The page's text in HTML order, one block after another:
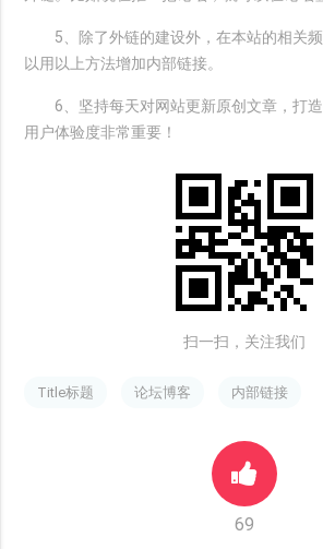
5、除了外链的建设外，在本站的相关频
以用以上方法增加内部链接。
6、坚持每天对网站更新原创文章，打造
用户体验度非常重要！
扫一扫，关注我们
Title标题 论坛博客 内部链接
69